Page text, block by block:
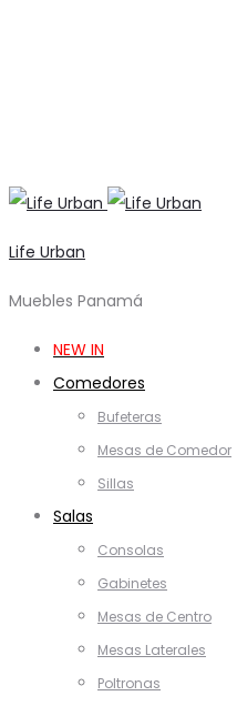
Life Urban
Muebles Panamá
NEW IN
Comedores
Bufeteras
Mesas de Comedor
Sillas
Salas
Consolas
Gabinetes
Mesas de Centro
Mesas Laterales
Poltronas